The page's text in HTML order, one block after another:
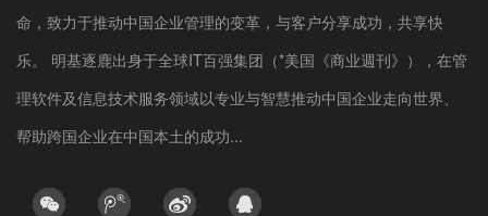
命，致力于推动中国企业管理的变革，与客户分享成功，共享快
乐。 明基逐鹿出身于全球IT百强集团（*美国《商业週刊》），在管
理软件及信息技术服务领域以专业与智慧推动中国企业走向世界、
帮助跨国企业在中国本土的成功...